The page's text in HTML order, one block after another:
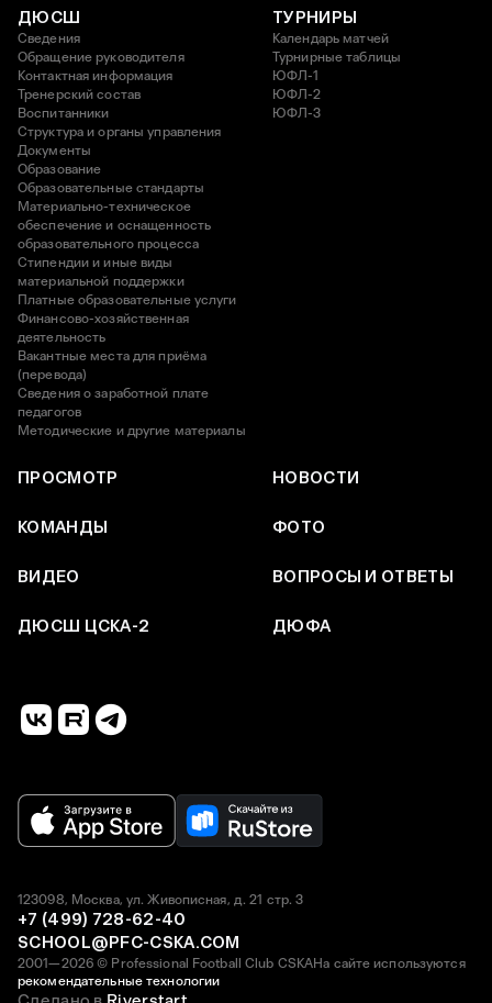
ДЮСШ
Сведения
Обращение руководителя
Контактная информация
Тренерский состав
Воспитанники
Структура и органы управления
Документы
Образование
Образовательные стандарты
Материально-техническое
обеспечение и оснащенность
образовательного процесса
Стипендии и иные виды
материальной поддержки
Платные образовательные услуги
Финансово-хозяйственная
деятельность
Вакантные места для приёма
(перевода)
Сведения о заработной плате
педагогов
Методические и другие материалы
ТУРНИРЫ
Календарь матчей
Турнирные таблицы
ЮФЛ-1
ЮФЛ-2
ЮФЛ-3
ПРОСМОТР НОВОСТИ
КОМАНДЫ ФОТО
ВИДЕО ВОПРОСЫ И ОТВЕТЫ
ДЮСШ ЦСКА-2 ДЮФА
2001—2026 © Professional Football Club CSKAНа сайте используются
рекомендательные технологии
123098, Москва, ул. Живописная, д. 21 стр. 3
+7 (499) 728-62-40
SCHOOL@PFC-CSKA.COM